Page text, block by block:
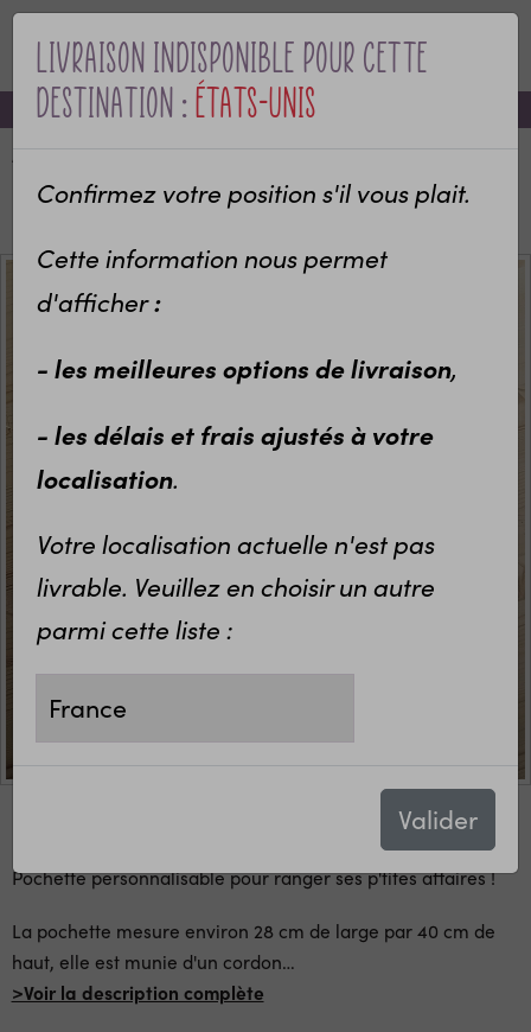
MENU
-10% sur votre première commande avec le code bienvenue
Livraison indisponible pour cette
destination :États-Unis
Confirmez votre position s'il vous plait.
Cette information nous permet
d'afficher:
- les meilleures options de livraison,
- les délais et frais ajustés à votre
localisation.
Votre localisation actuelle n'est pas
livrable. Veuillez en choisir un autre
parmi cette liste :
Valider
Cadeau de naissance
Pochon à linge personnalisé
Pochon personnalisable Pastèque
Pochette personnalisable pour ranger ses p'tites affaires !
La pochette mesure environ 28 cm de large par 40 cm de
haut, elle est munie d'un cordon…
>Voir la description complète